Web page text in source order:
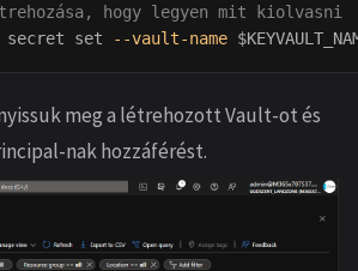
hogy legyen mit kiolvasni
secret set --vault-name
meg a létrehozott Vault-ot és
nak hozzáférést.